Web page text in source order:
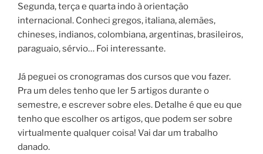
Segunda, terça e quarta indo à orientação
internacional. Conheci gregos, italiana, alemães,
chineses, indianos, colombiana, argentinas, brasileiros,
paraguaio, sérvio… Foi interessante.
Já peguei os cronogramas dos cursos que vou fazer.
Pra um deles tenho que ler 5 artigos durante o
semestre, e escrever sobre eles. Detalhe é que eu que
tenho que escolher os artigos, que podem ser sobre
virtualmente qualquer coisa! Vai dar um trabalho
danado.